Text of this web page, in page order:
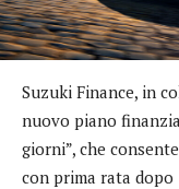
Suzuki Finance, in
nuovo piano
giorni”, che
con prima rata dopo